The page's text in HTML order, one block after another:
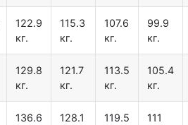
122.9
кг.
115.3
кг.
107.6
кг.
99.9
кг.
129.8
кг.
121.7
кг.
113.5
кг.
105.4
кг.
136.6
128.1
119.5
111